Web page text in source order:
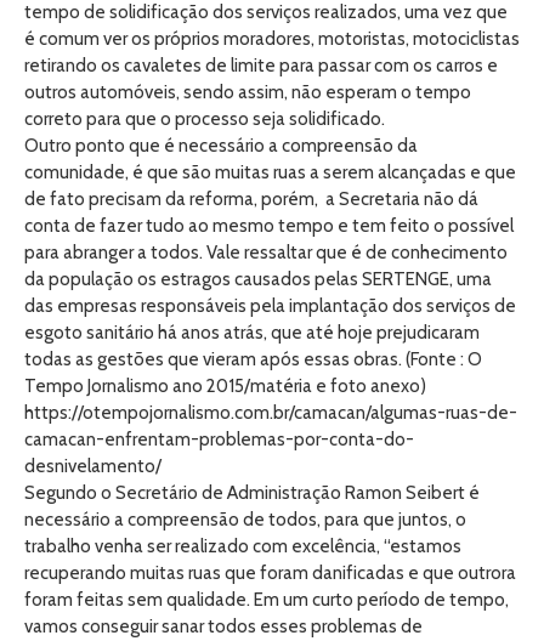
tempo de solidificação dos serviços realizados, uma vez que
é comum ver os próprios moradores, motoristas, motociclistas
retirando os cavaletes de limite para passar com os carros e
outros automóveis, sendo assim, não esperam o tempo
correto para que o processo seja solidificado.
Outro ponto que é necessário a compreensão da
comunidade, é que são muitas ruas a serem alcançadas e que
de fato precisam da reforma, porém, a Secretaria não dá
conta de fazer tudo ao mesmo tempo e tem feito o possível
para abranger a todos. Vale ressaltar que é de conhecimento
da população os estragos causados pelas SERTENGE, uma
das empresas responsáveis pela implantação dos serviços de
esgoto sanitário há anos atrás, que até hoje prejudicaram
todas as gestões que vieram após essas obras. (Fonte : O
Tempo Jornalismo ano 2015/matéria e foto anexo)
https://otempojornalismo.com.br/camacan/algumas-ruas-de-
camacan-enfrentam-problemas-por-conta-do-
desnivelamento/
Segundo o Secretário de Administração Ramon Seibert é
necessário a compreensão de todos, para que juntos, o
trabalho venha ser realizado com excelência, “estamos
recuperando muitas ruas que foram danificadas e que outrora
foram feitas sem qualidade. Em um curto período de tempo,
vamos conseguir sanar todos esses problemas de